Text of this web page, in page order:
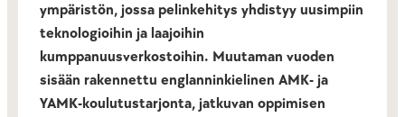
ympäristön, jossa pelinkehitys yhdistyy uusimpiin
teknologioihin ja laajoihin
kumppanuusverkostoihin. Muutaman vuoden
sisään rakennettu englanninkielinen AMK- ja
YAMK-koulutustarjonta, jatkuvan oppimisen